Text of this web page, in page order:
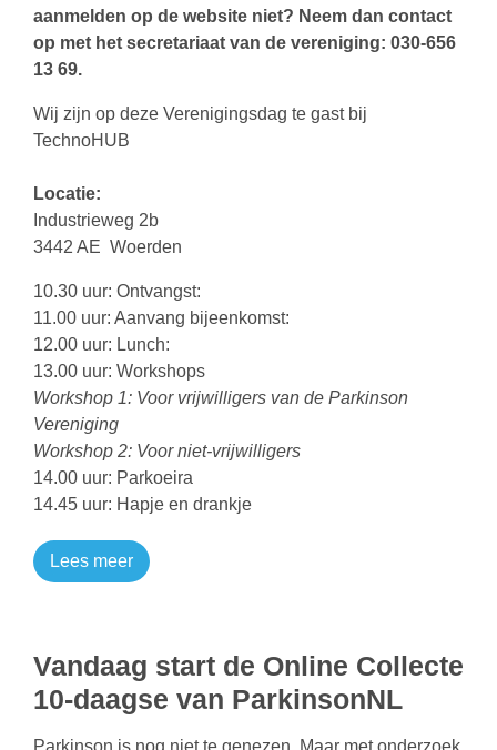
aanmelden op de website niet? Neem dan contact
op met het secretariaat van de vereniging: 030-656
13 69.
Wij zijn op deze Verenigingsdag te gast bij
TechnoHUB
Locatie:
Industrieweg 2b
3442 AE Woerden
10.30 uur: Ontvangst:
11.00 uur: Aanvang bijeenkomst:
12.00 uur: Lunch:
13.00 uur: Workshops
Workshop 1: Voor vrijwilligers van de Parkinson
Vereniging
Workshop 2: Voor niet-vrijwilligers
14.00 uur: Parkoeira
14.45 uur: Hapje en drankje
Lees meer
Vandaag start de Online Collecte
10-daagse van ParkinsonNL
Parkinson is nog niet te genezen. Maar met onderzoek